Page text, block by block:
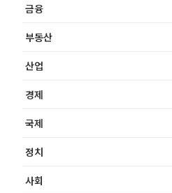
금융
부동산
산업
경제
국제
정치
사회